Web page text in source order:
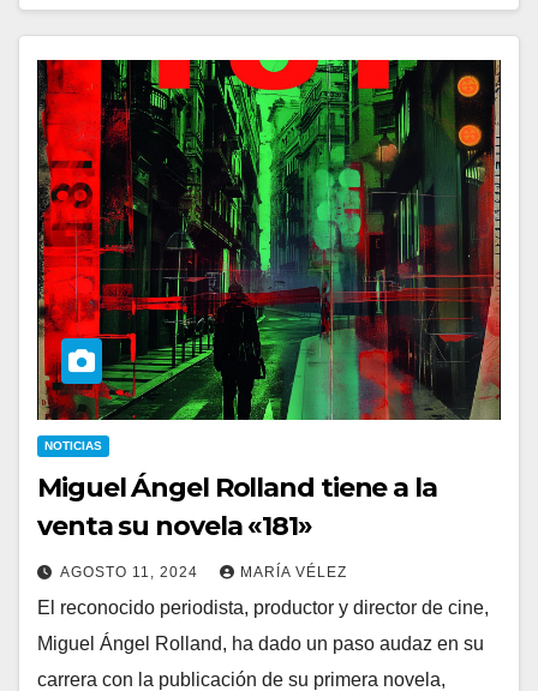
NOTICIAS
Miguel Ángel Rolland tiene a la
venta su novela «181»
AGOSTO 11, 2024 MARÍA VÉLEZ
El reconocido periodista, productor y director de cine,
Miguel Ángel Rolland, ha dado un paso audaz en su
carrera con la publicación de su primera novela,